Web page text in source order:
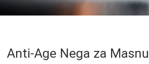
Anti-Age Nega za